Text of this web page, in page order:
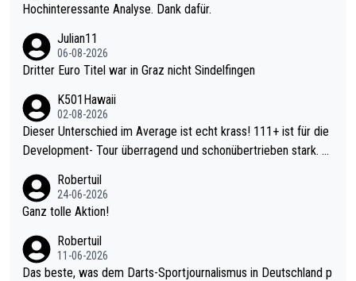
Hochinteressante Analyse. Dank dafür.
Julian11
06-08-2026
Dritter Euro Titel war in Graz nicht Sindelfingen
K501Hawaii
02-08-2026
Dieser Unterschied im Average ist echt krass! 111+ ist für die
Development- Tour überragend und schonübertrieben stark. U
mal 40+ erst recht. Da gewinnst keinen Blumentopf - ist ja noc
h krasser wie ein Pokalspiel eines Kreisligisten vs einem Bund
Robertuil
24-06-2026
Ganz tolle Aktion!
Robertuil
11-06-2026
Das beste, was dem Darts-Sportjournalismus in Deutschland p